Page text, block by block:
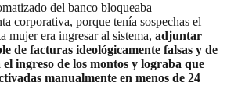
del banco bloqueaba
corporativa, porque tenía sospechas el
mujer era ingresar al sistema, adjuntar
de facturas ideológicamente falsas y de
ingreso de los montos y lograba que
manualmente en menos de 24